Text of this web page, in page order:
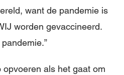
want de pandemie is
worden gevaccineerd.
opvoeren als het gaat om